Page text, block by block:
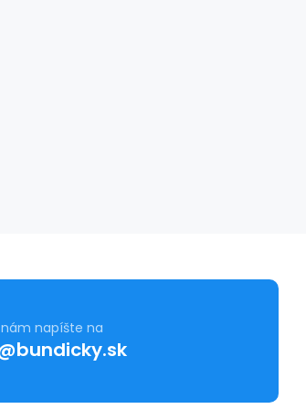
napíšte na